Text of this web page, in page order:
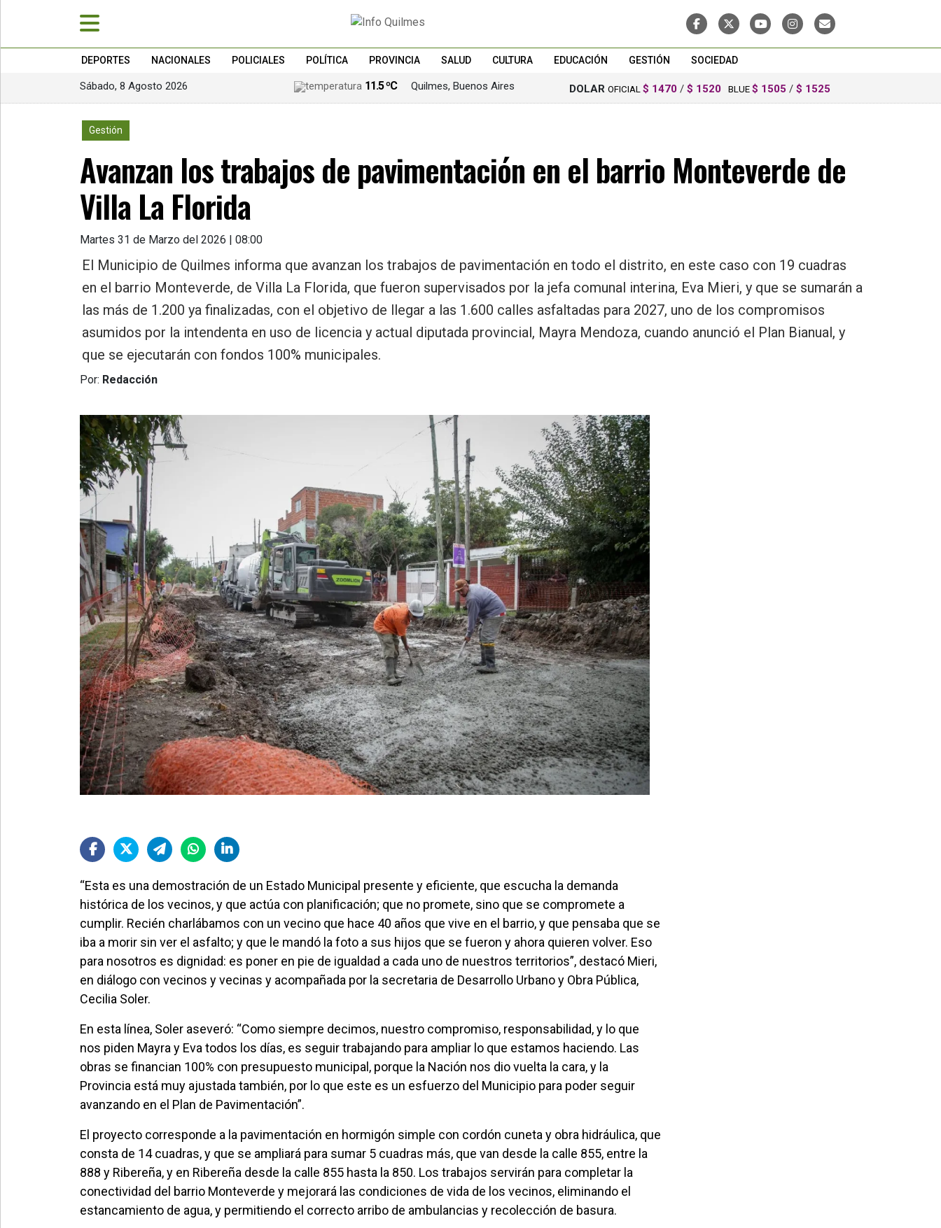
DEPORTES NACIONALES POLICIALES POLÍTICA PROVINCIA SALUD CULTURA EDUCACIÓN GESTIÓN SOCIEDAD
Sábado, 8 Agosto 2026 11.5 ºC Quilmes, Buenos Aires DOLAR OFICIAL $ 1470 / $ 1520 BLUE $ 1505 / $ 1525
Gestión
Avanzan los trabajos de pavimentación en el barrio Monteverde de
Villa La Florida
Martes 31 de Marzo del 2026 | 08:00
El Municipio de Quilmes informa que avanzan los trabajos de pavimentación en todo el distrito, en este caso con 19 cuadras
en el barrio Monteverde, de Villa La Florida, que fueron supervisados por la jefa comunal interina, Eva Mieri, y que se sumarán a
las más de 1.200 ya finalizadas, con el objetivo de llegar a las 1.600 calles asfaltadas para 2027, uno de los compromisos
asumidos por la intendenta en uso de licencia y actual diputada provincial, Mayra Mendoza, cuando anunció el Plan Bianual, y
que se ejecutarán con fondos 100% municipales.
Por: Redacción
“Esta es una demostración de un Estado Municipal presente y eficiente, que escucha la demanda
histórica de los vecinos, y que actúa con planificación; que no promete, sino que se compromete a
cumplir. Recién charlábamos con un vecino que hace 40 años que vive en el barrio, y que pensaba que se
iba a morir sin ver el asfalto; y que le mandó la foto a sus hijos que se fueron y ahora quieren volver. Eso
para nosotros es dignidad: es poner en pie de igualdad a cada uno de nuestros territorios”, destacó Mieri,
en diálogo con vecinos y vecinas y acompañada por la secretaria de Desarrollo Urbano y Obra Pública,
Cecilia Soler.
En esta línea, Soler aseveró: “Como siempre decimos, nuestro compromiso, responsabilidad, y lo que
nos piden Mayra y Eva todos los días, es seguir trabajando para ampliar lo que estamos haciendo. Las
obras se financian 100% con presupuesto municipal, porque la Nación nos dio vuelta la cara, y la
Provincia está muy ajustada también, por lo que este es un esfuerzo del Municipio para poder seguir
avanzando en el Plan de Pavimentación”.
El proyecto corresponde a la pavimentación en hormigón simple con cordón cuneta y obra hidráulica, que
consta de 14 cuadras, y que se ampliará para sumar 5 cuadras más, que van desde la calle 855, entre la
888 y Ribereña, y en Ribereña desde la calle 855 hasta la 850. Los trabajos servirán para completar la
conectividad del barrio Monteverde y mejorará las condiciones de vida de los vecinos, eliminando el
estancamiento de agua, y permitiendo el correcto arribo de ambulancias y recolección de basura.